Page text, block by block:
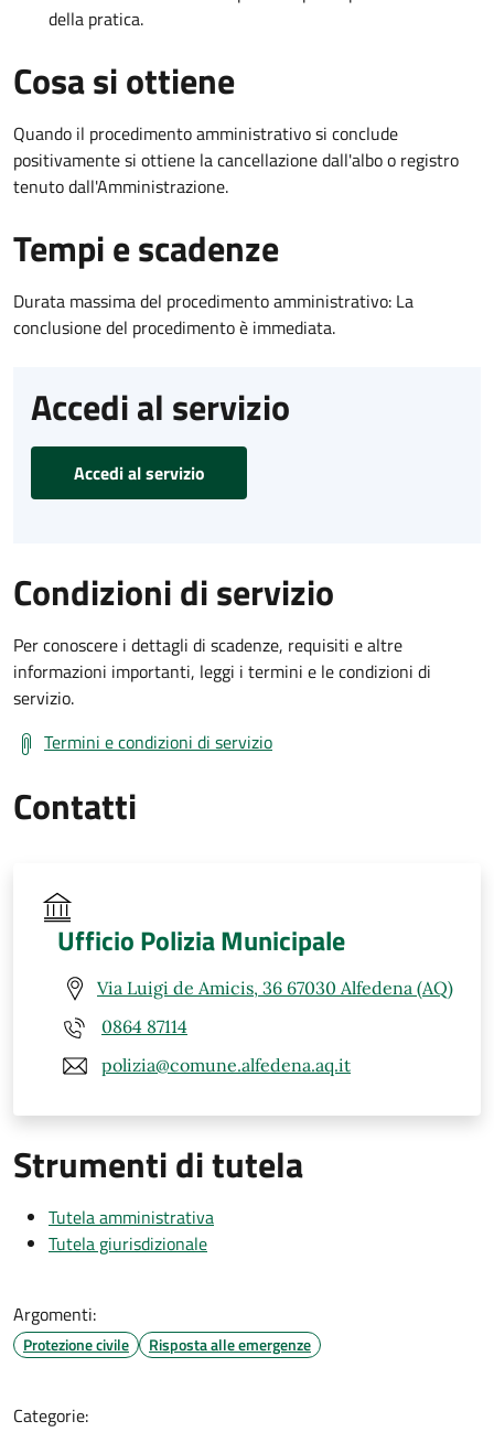
della pratica.
Cosa si ottiene
Quando il procedimento amministrativo si conclude
positivamente si ottiene la cancellazione dall'albo o registro
tenuto dall'Amministrazione.
Tempi e scadenze
Durata massima del procedimento amministrativo: La
conclusione del procedimento è immediata.
Accedi al servizio
Accedi al servizio
Condizioni di servizio
Per conoscere i dettagli di scadenze, requisiti e altre
informazioni importanti, leggi i termini e le condizioni di
servizio.
Termini e condizioni di servizio
Contatti
Ufficio Polizia Municipale
Via Luigi de Amicis, 36 67030 Alfedena (AQ)
0864 87114
polizia@comune.alfedena.aq.it
Strumenti di tutela
Tutela amministrativa
Tutela giurisdizionale
Argomenti:
Protezione civile Risposta alle emergenze
Categorie: